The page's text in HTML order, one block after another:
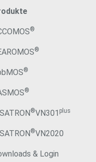
®
®
®
®
®VN301 plus
®VN2020
& Login